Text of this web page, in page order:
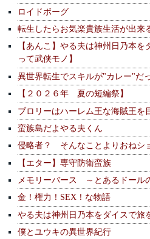
ロイドボーグ
転生したらお気楽貴族生活が出来
【あんこ】やる夫は神州日乃本
って武侠モノ】
異世界転生でスキルが"カレー"だ
【２０２６年 夏の短編祭】
ブロリーはハーレム王な海賊王を
蛮族島だよやる夫くん
侵略者？ そんなことよりおねシ
【エター】専守防衛蛮族
メモリーバース ～とあるドール
金！権力！SEX！な物語
やる夫は神州日乃本をダイスで旅
僕とユウキの異世界紀行